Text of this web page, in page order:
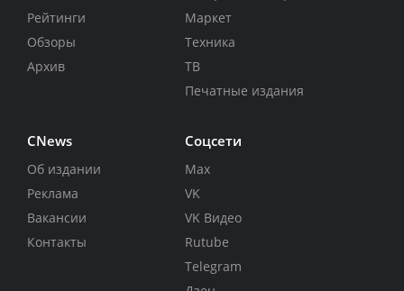
Рейтинги
Обзоры
Архив
Маркет
Техника
ТВ
Печатные издания
CNews
Об издании
Реклама
Вакансии
Контакты
Соцсети
Max
VK
VK Видео
Rutube
Telegram